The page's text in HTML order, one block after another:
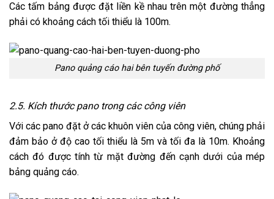
Các tấm bảng được đặt liền kề nhau trên một đường thẳng
phải có khoảng cách tối thiểu là 100m.
Pano quảng cáo hai bên tuyến đường phố
2.5. Kích thước pano trong các công viên
Với các pano đặt ở các khuôn viên của công viên, chúng phải
đảm bảo ở độ cao tối thiểu là 5m và tối đa là 10m. Khoảng
cách đó được tính từ mặt đường đến cạnh dưới của mép
bảng quảng cáo.